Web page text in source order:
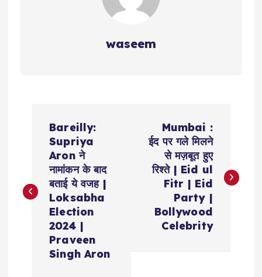
waseem
t
Bareilly:
Supriya
Aron ने
नामांकन के बाद
बताई ये वजह |
Loksabha
Election
2024 |
Praveen
Singh Aron
Mumbai :
ईद पर गले मिलने
से मज़बूत हुए
रिश्ते | Eid ul
Fitr | Eid
Party |
Bollywood
Celebrity